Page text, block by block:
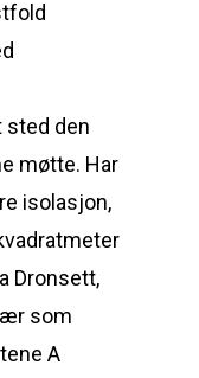
sted den
møtte. Har
isolasjon,
Dronsett,
som
A